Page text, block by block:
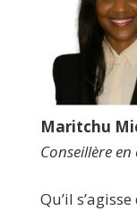
Maritchu
Conseillère
Qu’il